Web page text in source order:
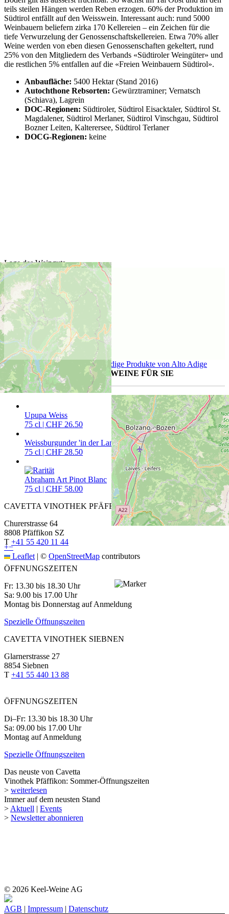
teils steilen Hängen werden Reben erzogen. 60% der Produktion im
Südtirol entfällt auf den Weisswein. Interessant auch: rund 5000
Weinbauern beliefern zirka 170 Kellereien – ein Zeichen für die
tiefe Verwurzelung der Genossenschaftskellereien. Etwa 70% aller
Weine werden von eben diesen Genossenschaften gekeltert, rund
25% von den Mitgliedern des Verbands «Südtiroler Weingüter» und
die restlichen 5% entfallen auf die «Freien Weinbauern Südtirol».
Anbaufläche: 5400 Hektar (Stand 2016)
Autochthone Rebsorten: Gewürztraminer; Vernatsch
(Schiava), Lagrein
DOC-Regionen: Südtiroler, Südtirol Eisacktaler, Südtirol St.
Magdalener, Südtirol Merlaner, Südtirol Vinschgau, Südtirol
Bozner Leiten, Kalterersee, Südtirol Terlaner
DOCG-Regionen: keine
Lage des Weinguts
+−
Leaflet | © OpenStreetMap contributors
Alle Produkte der Region Alto Adige Produkte von Alto Adige
WEITERE AUSGESUCHTE WEINE FÜR SIE
Upupa Weiss
75 cl | CHF 26.50
Weissburgunder 'in der Lamm'
75 cl | CHF 28.50
Abraham Art Pinot Blanc
75 cl | CHF 58.00
CAVETTA VINOTHEK PFÄFFIKON
Churerstrasse 64
8808 Pfäffikon SZ
T +41 55 420 11 44
ÖFFNUNGSZEITEN
Fr: 13.30 bis 18.30 Uhr
Sa: 9.00 bis 17.00 Uhr
Montag bis Donnerstag auf Anmeldung
Spezielle Öffnungszeiten
CAVETTA VINOTHEK SIEBNEN
Glarnerstrasse 27
8854 Siebnen
T +41 55 440 13 88
ÖFFNUNGSZEITEN
Di–Fr: 13.30 bis 18.30 Uhr
Sa: 09.00 bis 17.00 Uhr
Montag auf Anmeldung
Spezielle Öffnungszeiten
Das neuste von Cavetta
Vinothek Pfäffikon: Sommer-Öffnungszeiten
> weiterlesen
Immer auf dem neusten Stand
> Aktuell | Events
> Newsletter abonnieren
© 2026 Keel-Weine AG
AGB | Impressum | Datenschutz